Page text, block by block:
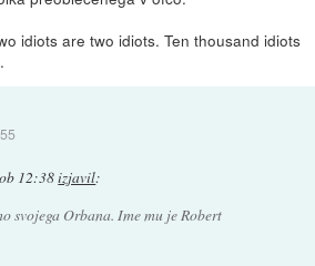
idiots are two idiots. Ten thousand idiots
12:38izjavil:
svojega Orbana. Ime mu je Robert